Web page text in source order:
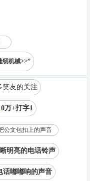
纫机械>>”
笑友的关注
万+打字1
公文包扣上的声音
明亮的电话铃声
话嘟嘟响的声音